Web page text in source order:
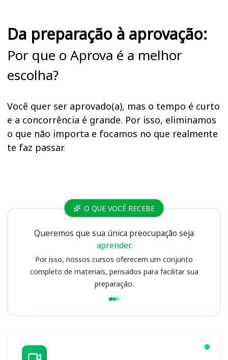
Da preparação à aprovação:
Por que o Aprova é a melhor
escolha?
Você quer ser aprovado(a), mas o tempo é curto
e a concorrência é grande. Por isso, eliminamos
o que não importa e focamos no que realmente
te faz passar.
Cursos PPGG (DF)O QUE VOCÊ RECEBE
Queremos que sua única preocupação seja
aprender.
Por isso, nossos cursos oferecem um conjunto
completo de materiais, pensados para facilitar sua
preparação.